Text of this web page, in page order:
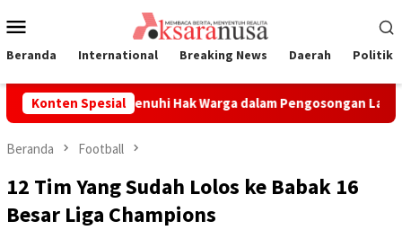
ke
Mobile
Beranda International Breaking News Daerah Politik
Konten Spesial
Komitmen Penuhi Hak Warga dalam Pengosongan Lahan Laoli
Beranda Football
12 Tim Yang Sudah Lolos ke Babak 16
Besar Liga Champions